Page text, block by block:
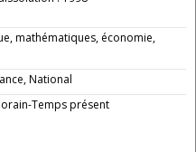
mathématiques, économie,
National
Temps présent